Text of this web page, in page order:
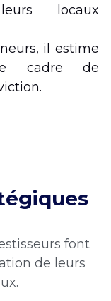
locaux
il estime
cadre de
font
de leurs